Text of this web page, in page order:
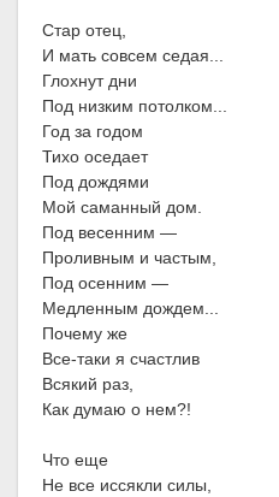
Стар отец,
И мать совсем седая...
Глохнут дни
Под низким потолком...
Год за годом
Тихо оседает
Под дождями
Мой саманный дом.
Под весенним —
Проливным и частым,
Под осенним —
Медленным дождем...
Почему же
Все-таки я счастлив
Всякий раз,
Как думаю о нем?!
Что еще
Не все иссякли силы,